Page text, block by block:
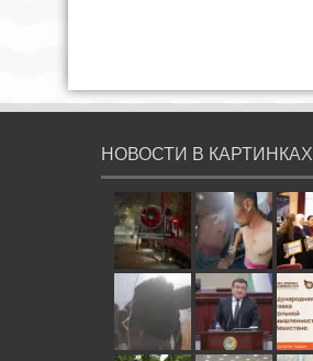
НОВОСТИ В КАРТИНКАХ